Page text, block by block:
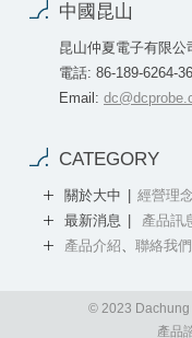
中國昆山
昆山仲夏電子有限公
電話: 86-189-6264-
Email:
CATEGORY
關於大中 經營理念
最新消息
產品訊
產品介紹、 聯絡我們
© 2023 Dachung
產品